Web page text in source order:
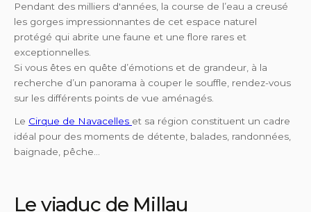
Pendant des milliers d'années, la course de l’eau a creusé
les gorges impressionnantes de cet espace naturel
protégé qui abrite une faune et une flore rares et
exceptionnelles.
Si vous êtes en quête d’émotions et de grandeur, à la
recherche d’un panorama à couper le souffle, rendez-vous
sur les différents points de vue aménagés.
Le Cirque de Navacelles et sa région constituent un cadre
idéal pour des moments de détente, balades, randonnées,
baignade, pêche…
Le viaduc de Millau